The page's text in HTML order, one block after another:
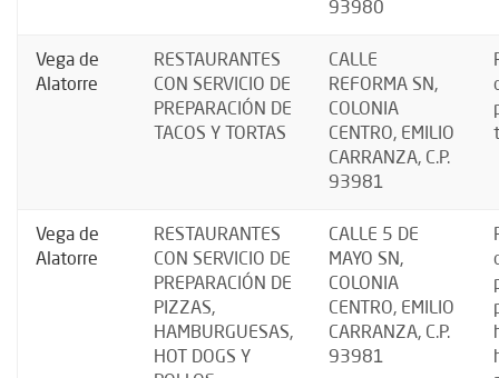
93980
Vega de
Alatorre
RESTAURANTES
CON SERVICIO DE
PREPARACIÓN DE
TACOS Y TORTAS
CALLE
REFORMA SN,
COLONIA
CENTRO, EMILIO
CARRANZA, C.P.
93981
Vega de
Alatorre
RESTAURANTES
CON SERVICIO DE
PREPARACIÓN DE
PIZZAS,
HAMBURGUESAS,
HOT DOGS Y
CALLE 5 DE
MAYO SN,
COLONIA
CENTRO, EMILIO
CARRANZA, C.P.
93981